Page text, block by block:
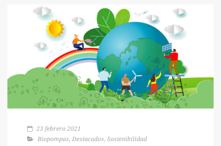
23 febrero 2021
Biopompas, Destacados, Sostenibilidad